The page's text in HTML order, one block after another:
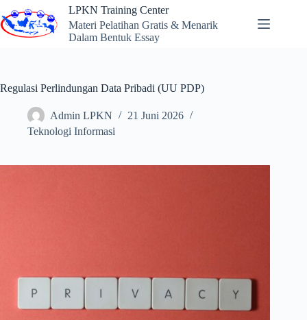
to
content
LPKN Training Center
Materi Pelatihan Gratis & Menarik
Dalam Bentuk Essay
Regulasi Perlindungan Data Pribadi (UU PDP)
Admin LPKN
21 Juni 2026
Teknologi Informasi